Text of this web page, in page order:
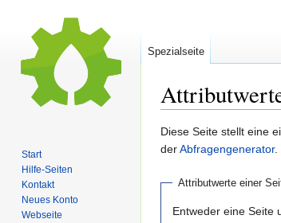
Zur
Navigation
Zur
Suche
Diese Seite stellt eine
derAbfragengenerator.
Attributwerte einer
Entweder eine Seite
Spezialseite
Start
Hilfe-Seiten
Kontakt
Neues Konto
Webseite